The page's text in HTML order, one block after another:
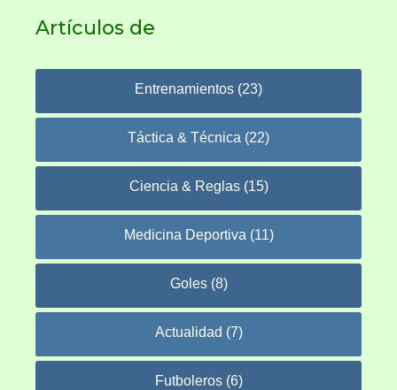
Artículos de
Entrenamientos (23)
Táctica & Técnica (22)
Ciencia & Reglas (15)
Medicina Deportiva (11)
Goles (8)
Actualidad (7)
Futboleros (6)